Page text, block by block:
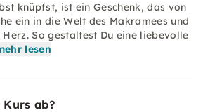
knüpfst, ist ein Geschenk, das von
ein in die Welt des Makramees und
So gestaltest Du eine liebevolle
lesen
ab?